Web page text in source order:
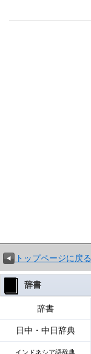
トップページに戻る
辞書
辞書
日中・中日辞典
インドネシア語辞典